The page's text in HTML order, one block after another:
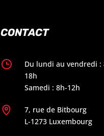
CONTACT
Du lundi au vendredi :
18h
Samedi : 8h-12h
7, rue de Bitbourg
L-1273 Luxembourg